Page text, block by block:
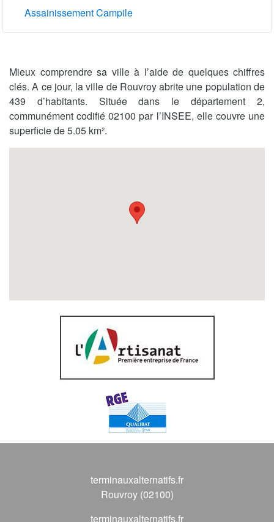
Assainissement Campile
Mieux comprendre sa ville à l’aide de quelques chiffres
clés. A ce jour, la ville de Rouvroy abrite une population de
439 d’habitants. Située dans le département 2,
communément codifié 02100 par l’INSEE, elle couvre une
superficie de 5.05 km².
terminauxalternatifs.fr
Rouvroy (02100)
terminauxalternatifs.fr